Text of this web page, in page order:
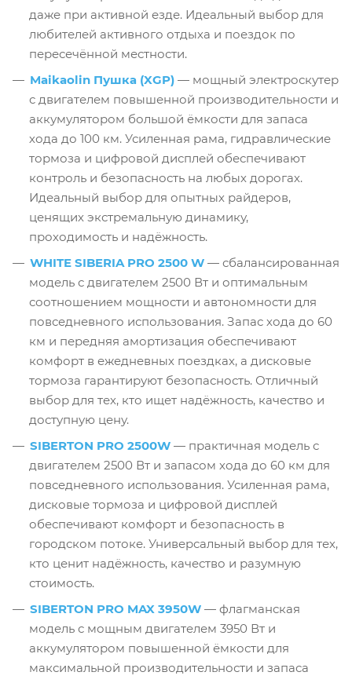
даже при активной езде. Идеальный выбор для
любителей активного отдыха и поездок по
пересечённой местности.
Maikaolin Пушка (XGP) — мощный электроскутер
с двигателем повышенной производительности и
аккумулятором большой ёмкости для запаса
хода до 100 км. Усиленная рама, гидравлические
тормоза и цифровой дисплей обеспечивают
контроль и безопасность на любых дорогах.
Идеальный выбор для опытных райдеров,
ценящих экстремальную динамику,
проходимость и надёжность.
WHITE SIBERIA PRO 2500 W — сбалансированная
модель с двигателем 2500 Вт и оптимальным
соотношением мощности и автономности для
повседневного использования. Запас хода до 60
км и передняя амортизация обеспечивают
комфорт в ежедневных поездках, а дисковые
тормоза гарантируют безопасность. Отличный
выбор для тех, кто ищет надёжность, качество и
доступную цену.
SIBERTON PRO 2500W — практичная модель с
двигателем 2500 Вт и запасом хода до 60 км для
повседневного использования. Усиленная рама,
дисковые тормоза и цифровой дисплей
обеспечивают комфорт и безопасность в
городском потоке. Универсальный выбор для тех,
кто ценит надёжность, качество и разумную
стоимость.
SIBERTON PRO MAX 3950W — флагманская
модель с мощным двигателем 3950 Вт и
аккумулятором повышенной ёмкости для
максимальной производительности и запаса